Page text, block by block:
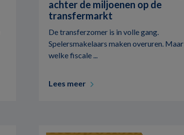
achter de miljoenen op de
transfermarkt
De transferzomer is in volle gang.
Spelersmakelaars maken overuren. Maar
welke fiscale ...
Lees meer